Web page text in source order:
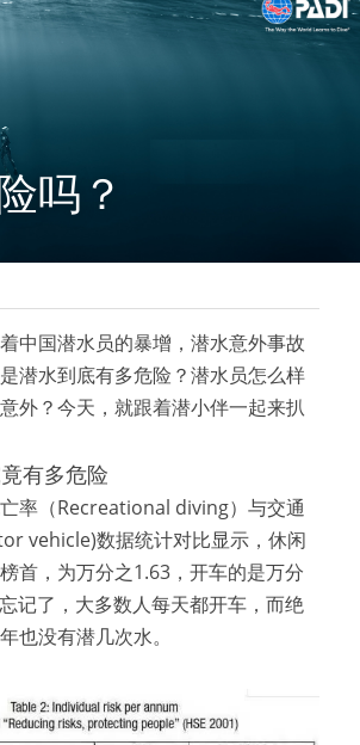
吗？
国潜水员的暴增，潜水意外事故
潜水到底有多危险？潜水员怎么样
外？今天，就跟着潜小伴一起来扒
有多危险
（Recreational diving）与交通
vehicle)数据统计对比显示，休闲
首，为万分之1.63，开车的是万分
记了，大多数人每天都开车，而绝
也没有潜几次水。